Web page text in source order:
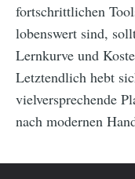
fortschrittlichen
lobenswert sind,
Lernkurve und
Letztendlich hebt
vielversprechende
nach modernen